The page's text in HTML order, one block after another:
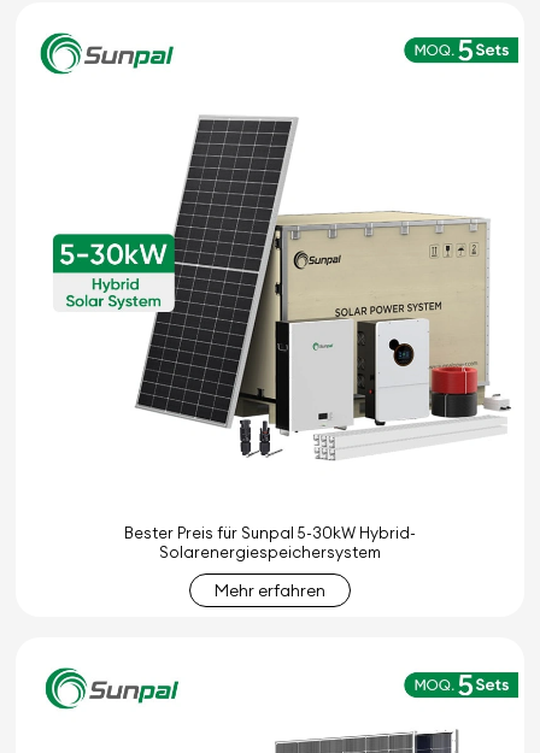
Bester Preis für Sunpal 5-30kW Hybrid-
Solarenergiespeichersystem
Mehr erfahren